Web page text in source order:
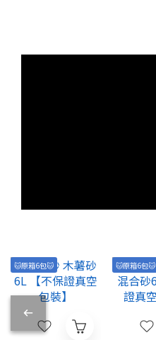
🐱原箱6包🐱 🐱原箱6包🐱